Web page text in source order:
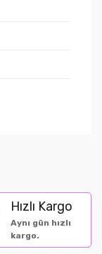
Hızlı Kargo
Aynı gün hızlı
kargo.